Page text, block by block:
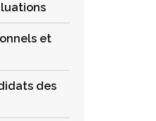
et
des